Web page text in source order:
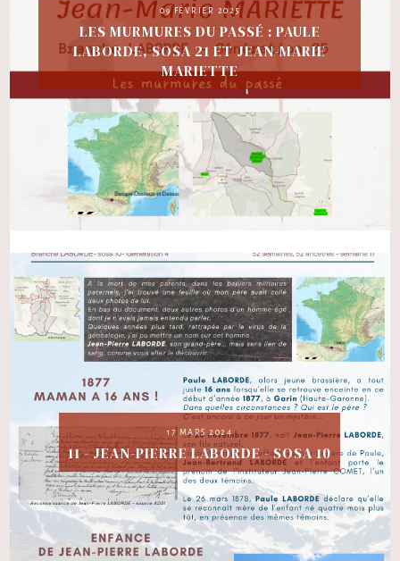
09 FÉVRIER 2025
LES MURMURES DU PASSÉ : PAULE
LABORDE, SOSA 21 ET JEAN-MARIE
MARIETTE
17 MARS 2024
11 - JEAN-PIERRE LABORDE - SOSA 10